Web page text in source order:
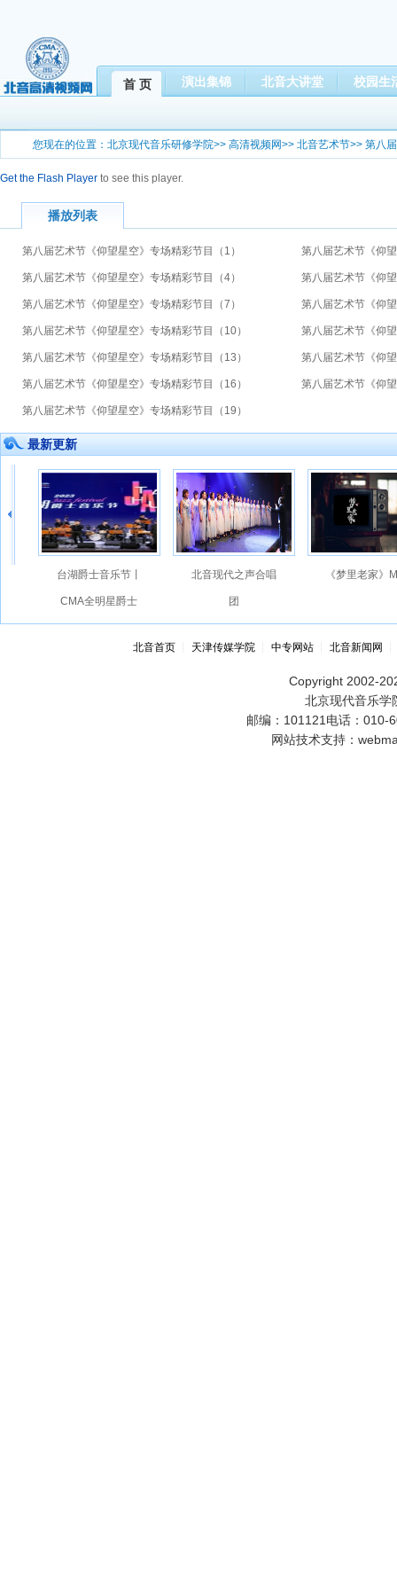
首 页 演出集锦 北音大讲堂 校园生
您现在的位置： 北京现代音乐研修学院>> 高清视频网>> 北音艺术节>> 第八届
Get the Flash Player to see this player.
播放列表
第八届艺术节《仰望星空》专场精彩节目（1） 第八届艺术节《仰
第八届艺术节《仰望星空》专场精彩节目（4） 第八届艺术节《仰
第八届艺术节《仰望星空》专场精彩节目（7） 第八届艺术节《仰
第八届艺术节《仰望星空》专场精彩节目（10） 第八届艺术节《仰
第八届艺术节《仰望星空》专场精彩节目（13） 第八届艺术节《仰
第八届艺术节《仰望星空》专场精彩节目（16） 第八届艺术节《仰
第八届艺术节《仰望星空》专场精彩节目（19）
最新更新
台湖爵士音乐节丨
CMA全明星爵士
大乐队
北音现代之声合唱
团
《梦里老家》
北音首页 天津传媒学院 ┊中专网站 ┊北音新闻网
Copyright 2002-
北京现代音乐学
邮编：101121电话：
网站技术支持：